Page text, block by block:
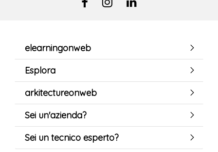
elearningonweb
Esplora
arkitectureonweb
Sei un'azienda?
Sei un tecnico esperto?